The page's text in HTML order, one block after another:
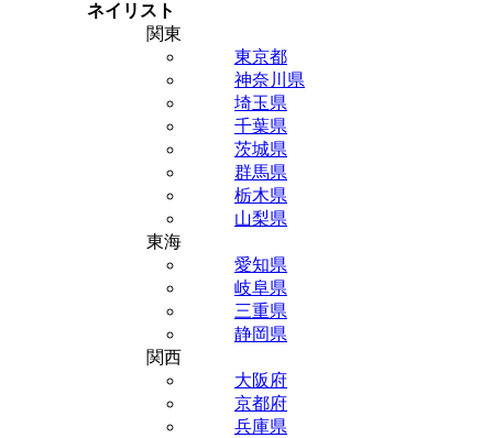
ネイリスト
関東
東京都
神奈川県
埼玉県
千葉県
茨城県
群馬県
栃木県
山梨県
東海
愛知県
岐阜県
三重県
静岡県
関西
大阪府
京都府
兵庫県